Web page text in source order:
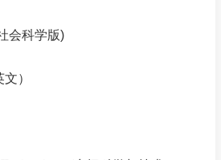
会科学版)
）